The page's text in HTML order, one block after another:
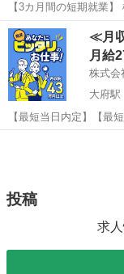
【3カ月間の短期就業
器(精密機器のパーツ)
愛知 清須市 稲
≪月
月給
株式会
大府駅
【最短当日内定】【最
き寮完備＆赴任旅費会
投稿
求